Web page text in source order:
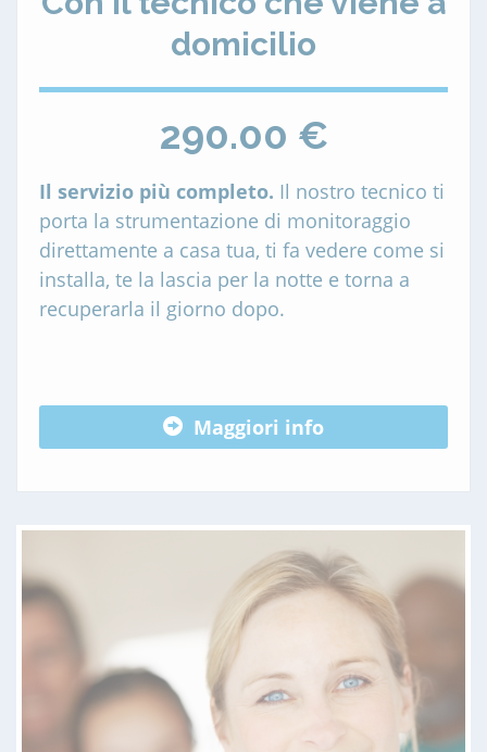
domicilio
290.00 €
Il servizio più completo. Il nostro tecnico ti
porta la strumentazione di monitoraggio
direttamente a casa tua, ti fa vedere come si
installa, te la lascia per la notte e torna a
recuperarla il giorno dopo.
Maggiori info